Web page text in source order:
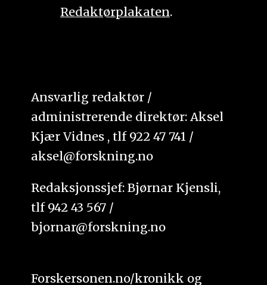
Redaktørplakaten.
Ansvarlig redaktør /
administrerende direktør: Aksel
Kjær Vidnes , tlf 922 47 741 /
aksel@forskning.no
Redaksjonssjef: Bjørnar Kjensli,
tlf 942 43 567 /
bjornar@forskning.no
Forskersonen.no/kronikk og